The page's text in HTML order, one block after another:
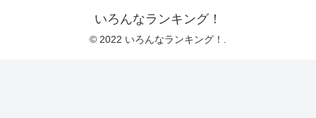
いろんなランキング！
© 2022 いろんなランキング！.